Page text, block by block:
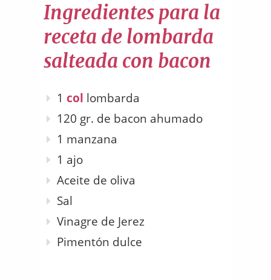
Ingredientes para la
receta de lombarda
salteada con bacon
1 col lombarda
120 gr. de bacon ahumado
1 manzana
1 ajo
Aceite de oliva
Sal
Vinagre de Jerez
Pimentón dulce